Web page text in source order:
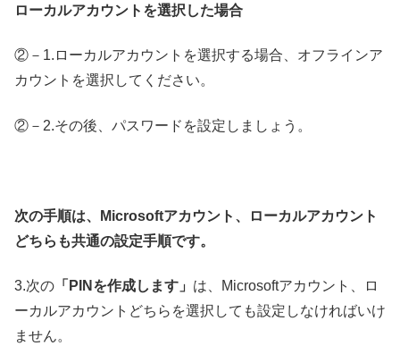
ローカルアカウントを選択した場合
②－1.ローカルアカウントを選択する場合、オフラインア
カウントを選択してください。
②－2.その後、パスワードを設定しましょう。
次の手順は、Microsoftアカウント、ローカルアカウント
どちらも共通の設定手順です。
3.次の 「PINを作成します」 は、Microsoftアカウント、ロ
ーカルアカウントどちらを選択しても設定しなければいけ
ません。